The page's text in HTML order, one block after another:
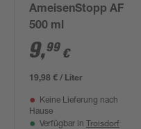
AmeisenStopp AF
500 ml
9,99 €
19,98 € / Liter
Keine Lieferung nach
Hause
Verfügbar in Troisdorf